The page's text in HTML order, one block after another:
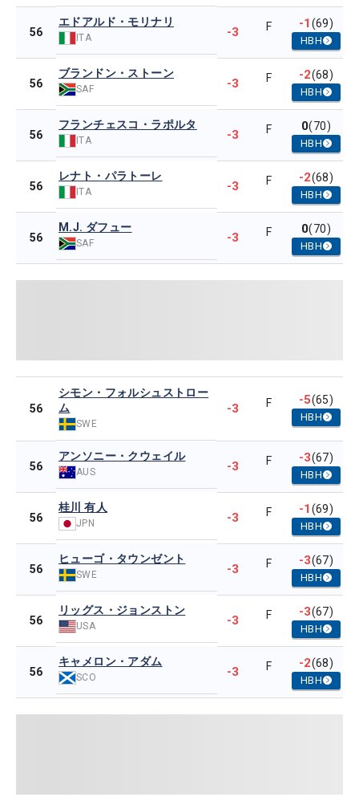
56
エドアルド・モリナリ
ITA -3 F -1(69)
HBH
56
ブランドン・ストーン
SAF -3 F -2(68)
HBH
56
フランチェスコ・ラポルタ
ITA -3 F 0(70)
HBH
56
レナト・パラトーレ
ITA -3 F -2(68)
HBH
56
M.J. ダフュー
SAF -3 F 0(70)
HBH
56
シモン・フォルシュストロー
ム
SWE
-3 F -5(65)
HBH
56
アンソニー・クウェイル
AUS -3 F -3(67)
HBH
56
桂川 有人
JPN -3 F -1(69)
HBH
56
ヒューゴ・タウンゼント
SWE -3 F -3(67)
HBH
56
リッグス・ジョンストン
USA -3 F -3(67)
HBH
56
キャメロン・アダム
SCO -3 F -2(68)
HBH